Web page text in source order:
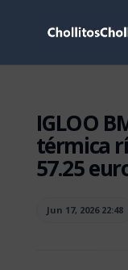
IGLOO
térmica
57.25
Jun 17, 2026 22:48